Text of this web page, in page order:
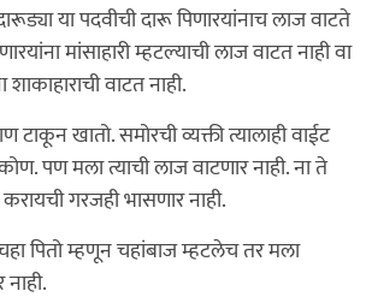
या पदवीची दारू पिणारयांनाच लाज वाटते
मांसाहारी म्हटल्याची लाज वाटत नाही वा
वाटत नाही.
खातो. समोरची व्यक्ती त्यालाही वाईट
पण मला त्याची लाज वाटणार नाही. ना ते
गरजही भासणार नाही.
पितो म्हणून चहांबाज म्हटलेच तर मला